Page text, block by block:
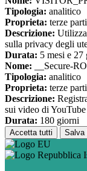
Tipologia: analitico
Proprieta: terze parti
Descrizione:
sulla privacy degli
Durata: 5 mesi e 27
Nome: __Secure-
Tipologia: analitico
Proprieta: terze parti
Descrizione:
sui video di
Durata: 180 giorni
Accetta tutti Salva